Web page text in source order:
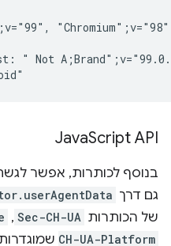
" Not
JavaScript API
גם דרך
של הכותרות Sec-CH-UA
,‏
CH-UA-Platform